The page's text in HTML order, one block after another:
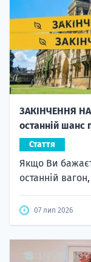
ЗАКІНЧЕННЯ
останній шанс
Стаття
Якщо Ви
останній
07 лип 2026